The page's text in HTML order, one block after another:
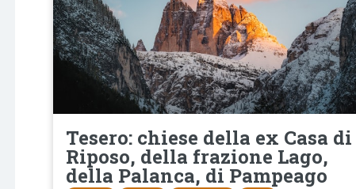
Tesero: chiese della ex Casa di
Riposo, della frazione Lago,
della Palanca, di Pampeago